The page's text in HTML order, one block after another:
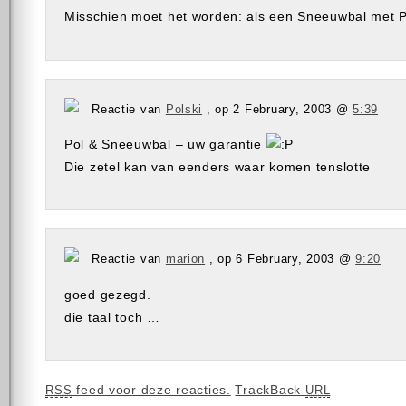
Misschien moet het worden: als een Sneeuwbal met
Reactie van Polski , op 2 February, 2003 @5:39
Pol & Sneeuwbal – uw garantie
Die zetel kan van eenders waar komen tenslotte
Reactie van marion , op 6 February, 2003 @9:20
goed gezegd.
die taal toch …
RSS feed voor deze reacties. TrackBack URL